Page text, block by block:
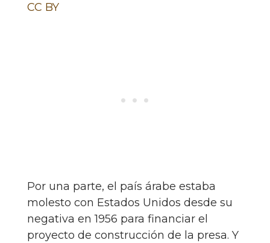
CC BY
Por una parte, el país árabe estaba
molesto con Estados Unidos desde su
negativa en 1956 para financiar el
proyecto de construcción de la presa. Y